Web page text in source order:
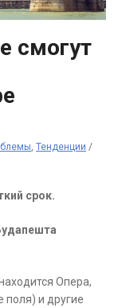
смогут
, Тенденции /
срок.
Опера,
поля) и другие